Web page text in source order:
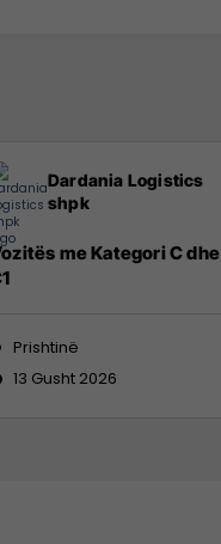
Dardania Logistics
shpk
me Kategori C dhe
Prishtinë
13 Gusht 2026